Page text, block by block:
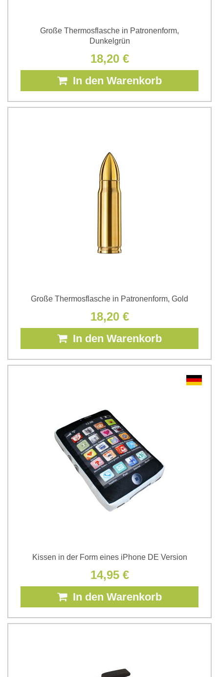
Große Thermosflasche in Patronenform,
Dunkelgrün
18,20 €
In den Warenkorb
Große Thermosflasche in Patronenform, Gold
18,20 €
In den Warenkorb
Kissen in der Form eines iPhone DE Version
14,95 €
In den Warenkorb